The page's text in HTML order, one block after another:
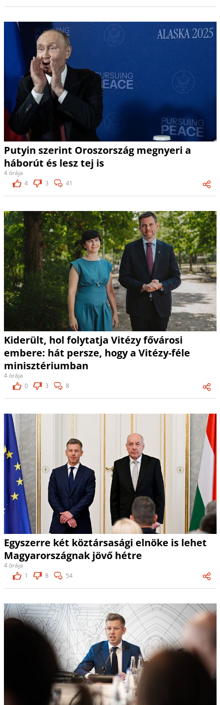
Putyin szerint Oroszország megnyeri a
háborút és lesz tej is
4 órája
4
3 41
Kiderült, hol folytatja Vitézy fővárosi
embere: hát persze, hogy a Vitézy-féle
minisztériumban
4 órája
0
3 8
Egyszerre két köztársasági elnöke is lehet
Magyarországnak jövő hétre
4 órája
1
8 54